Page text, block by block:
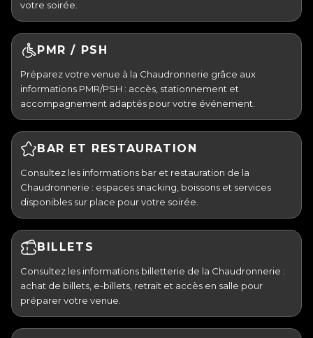
votre soirée.
PMR / PSH
Préparez votre venue à la Chaudronnerie grâce aux
informations PMR/PSH : accès, stationnement et
accompagnement adaptés pour votre événement.
BAR ET RESTAURATION
Consultez les informations bar et restauration de la
Chaudronnerie : espaces snacking, boissons et services
disponibles sur place pour votre soirée.
BILLETS
Consultez les informations billetterie de la Chaudronnerie :
achat de billets, e-billets, retrait et accès en salle pour
préparer votre venue.